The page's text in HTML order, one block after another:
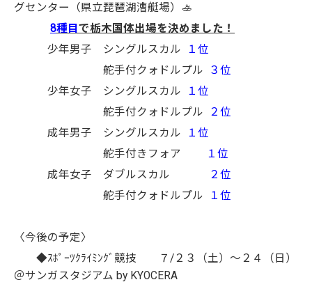
グセンター（県立琵琶湖漕艇場）🚣
8種目 で栃木国体出場を決めました！
少年男子 シングルスカル
１位
舵手付クォドルプル
３位
少年女子 シングルスカル
１位
舵手付クォドルプル
２位
成年男子 シングルスカル
１位
舵手付きフォア
１位
成年女子 ダブルスカル
２位
舵手付クォドルプル
１位
〈今後の予定〉
◆ｽﾎﾟｰﾂｸﾗｲﾐﾝｸﾞ競技 ７/２３（土）～２４（日）
＠サンガスタジアム by KYOCERA